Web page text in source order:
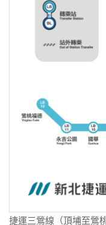
捷運三鶯線（頂埔至鶯